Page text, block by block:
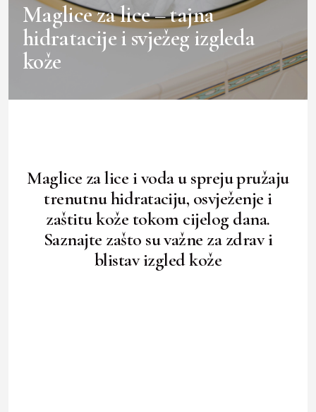
Maglice za lice – tajna
hidratacije i svježeg izgleda
kože
Maglice za lice i voda u spreju pružaju
trenutnu hidrataciju, osvježenje i
zaštitu kože tokom cijelog dana.
Saznajte zašto su važne za zdrav i
blistav izgled kože